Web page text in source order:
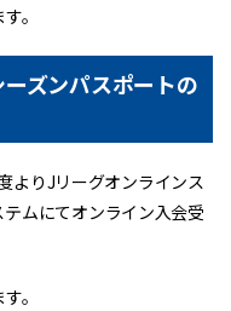
。
ズンパスポートの
よりJリーグオンラインス
ムにてオンライン入会受
。